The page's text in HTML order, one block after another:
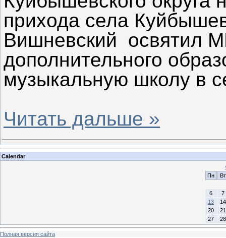
прихода села
Вишневский освятил
дополнительного
музыкальную школу в
Читать дальше »
Calendar
Пн
Вт
6
7
13
14
20
21
27
28
Полная версия сайта